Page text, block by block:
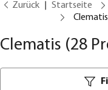
Zurück Startseite
Clematis
Clematis (28